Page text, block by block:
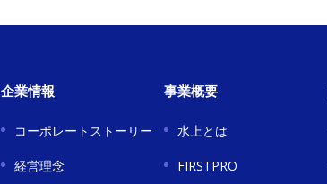
企業情報
コーポレートストーリー
経営理念
事業概要
水上とは
FIRSTPRO